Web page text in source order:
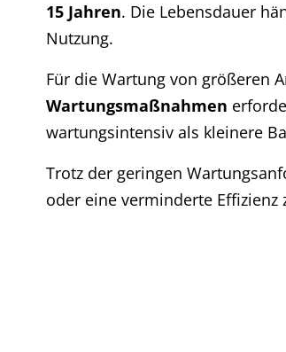
15 Jahren. Die Lebensdauer
Nutzung.
Für die Wartung von größeren
Wartungsmaßnahmen
wartungsintensiv als kleinere
Trotz der geringen
oder eine verminderte Effizienz